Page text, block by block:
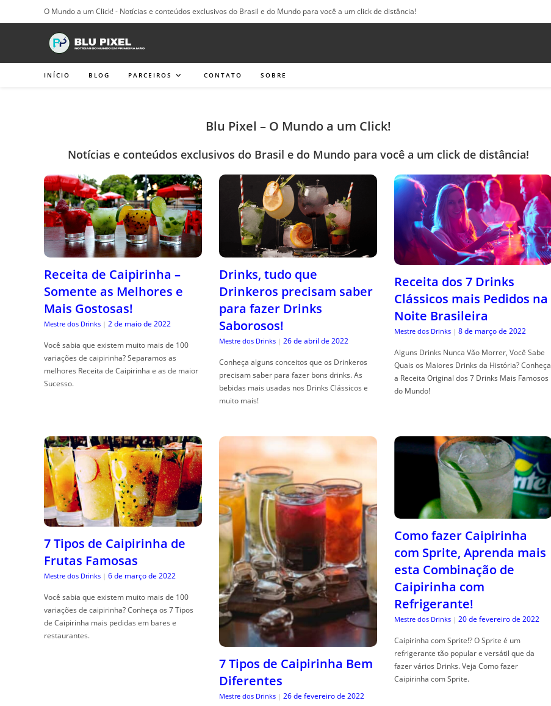
para
O Mundo a um Click! - Notícias e conteúdos exclusivos do Brasil e do Mundo para você a um click de distância!
INÍCIO BLOG PARCEIROS CONTATO SOBRE
Blu Pixel – O Mundo a um Click!
Notícias e conteúdos exclusivos do Brasil e do Mundo para você a um click de distância!
Receita de Caipirinha –
Somente as Melhores e
Mais Gostosas!
Mestre dos Drinks | 2 de maio de 2022
Você sabia que existem muito mais de 100
variações de caipirinha? Separamos as
melhores Receita de Caipirinha e as de maior
Sucesso.
Drinks, tudo que
Drinkeros precisam saber
para fazer Drinks
Saborosos!
Mestre dos Drinks | 26 de abril de 2022
Conheça alguns conceitos que os Drinkeros
precisam saber para fazer bons drinks. As
bebidas mais usadas nos Drinks Clássicos e
muito mais!
Receita dos 7 Drinks
Clássicos mais Pedidos na
Noite Brasileira
Mestre dos Drinks | 8 de março de 2022
Alguns Drinks Nunca Vão Morrer, Você Sabe
Quais os Maiores Drinks da História? Conheça
a Receita Original dos 7 Drinks Mais Famosos
do Mundo!
7 Tipos de Caipirinha de
Frutas Famosas
Mestre dos Drinks | 6 de março de 2022
Você sabia que existem muito mais de 100
variações de caipirinha? Conheça os 7 Tipos
de Caipirinha mais pedidas em bares e
restaurantes.
7 Tipos de Caipirinha Bem
Diferentes
Mestre dos Drinks | 26 de fevereiro de 2022
Como fazer Caipirinha
com Sprite, Aprenda mais
esta Combinação de
Caipirinha com
Refrigerante!
Mestre dos Drinks | 20 de fevereiro de 2022
Caipirinha com Sprite!? O Sprite é um
refrigerante tão popular e versátil que da
fazer vários Drinks. Veja Como fazer
Caipirinha com Sprite.